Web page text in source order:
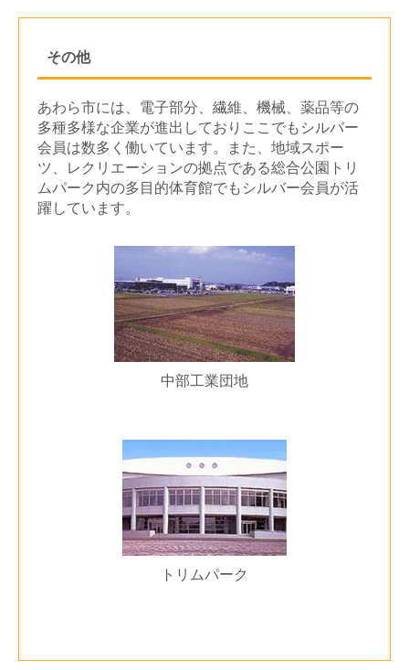
その他
あわら市には、電子部分、繊維、機械、薬品等の
多種多様な企業が進出しておりここでもシルバー
会員は数多く働いています。また、地域スポー
ツ、レクリエーションの拠点である総合公園トリ
ムパーク内の多目的体育館でもシルバー会員が活
躍しています。
中部工業団地
トリムパーク